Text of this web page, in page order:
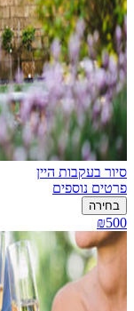
סיור בעקבות היין
פרטים נוספים
בחירה
₪500